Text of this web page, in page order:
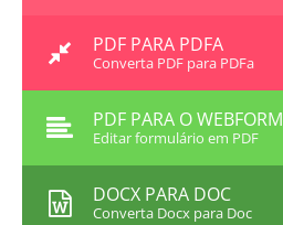
PDF PARA PDFA
Converta PDF para PDFa
PDF PARA O WEBFORM
Editar formulário em PDF
DOCX PARA DOC
Converta Docx para Doc